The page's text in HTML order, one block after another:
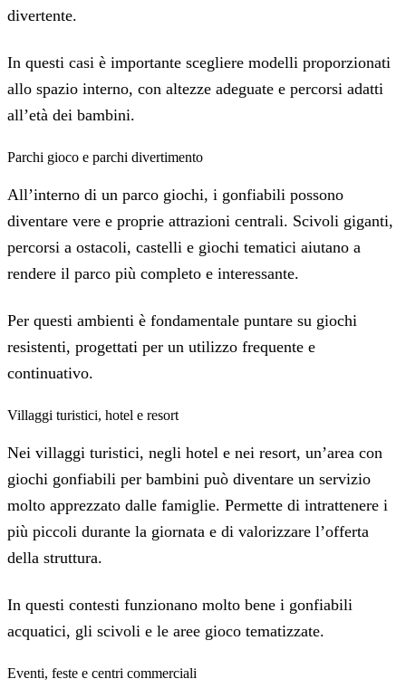
divertente.
In questi casi è importante scegliere modelli proporzionati
allo spazio interno, con altezze adeguate e percorsi adatti
all’età dei bambini.
Parchi gioco e parchi divertimento
All’interno di un parco giochi, i gonfiabili possono
diventare vere e proprie attrazioni centrali. Scivoli giganti,
percorsi a ostacoli, castelli e giochi tematici aiutano a
rendere il parco più completo e interessante.
Per questi ambienti è fondamentale puntare su giochi
resistenti, progettati per un utilizzo frequente e
continuativo.
Villaggi turistici, hotel e resort
Nei villaggi turistici, negli hotel e nei resort, un’area con
giochi gonfiabili per bambini può diventare un servizio
molto apprezzato dalle famiglie. Permette di intrattenere i
più piccoli durante la giornata e di valorizzare l’offerta
della struttura.
In questi contesti funzionano molto bene i gonfiabili
acquatici, gli scivoli e le aree gioco tematizzate.
Eventi, feste e centri commerciali